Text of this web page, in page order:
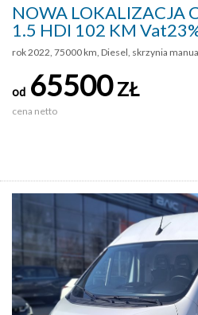
NOWA LOKALIZACJA
1.5 HDI 102 KM
rok 2022, 75000 km, Diesel, skrzynia
od 65500ZŁ
cena netto